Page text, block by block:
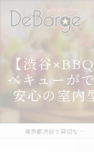
【渋谷
ベキューが
安心の室内
東京都渋谷で貸切なら渋谷貸切パーティー＆BBQデバージ - DeBarge